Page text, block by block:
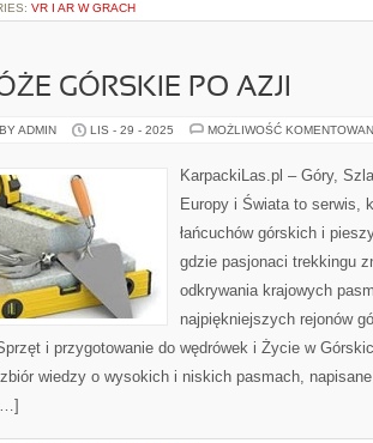
VR I AR W GRACH
GÓRSKIE PO AZJI
ADMIN LIS - 29 - 2025 MOŻLIWOŚĆ
KarpackiLas.pl – Góry,
Europy i Świata to serwis,
łańcuchów górskich i
gdzie pasjonaci trekkingu
odkrywania krajowych
najpiękniejszych rejonów
i przygotowanie do wędrówek i Życie w
wiedzy o wysokich i niskich pasmach,